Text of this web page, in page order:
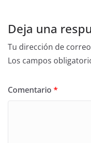
Deja una
Tu dirección de
Los campos
Comentario *